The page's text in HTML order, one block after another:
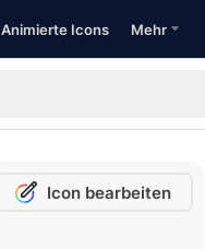
Animierte Icons Mehr
Icon bearbeiten